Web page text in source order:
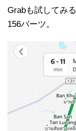
Grabも試してみる
156バーツ。